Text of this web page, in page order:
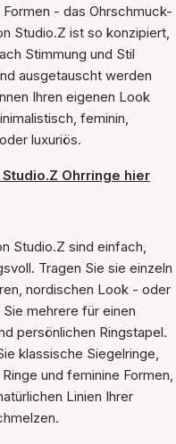
- das Ohrschmuck-
Studio.Z ist so konzipiert,
Stimmung und Stil
ausgetauscht werden
Ihren eigenen Look
feminin,
luxuriös.
Ohrringe hier
Studio.Z sind einfach,
Tragen Sie sie einzeln
nordischen Look - oder
mehrere für einen
persönlichen Ringstapel.
klassische Siegelringe,
und feminine Formen,
Linien Ihrer